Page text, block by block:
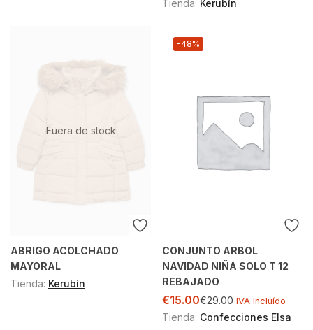
Tienda: Kerubín
Fuera de stock
ABRIGO ACOLCHADO
MAYORAL
Tienda: Kerubín
-48%
CONJUNTO ARBOL
NAVIDAD NIÑA SOLO T 12
REBAJADO
€15.00€29.00 IVA Incluído
Tienda: Confecciones Elsa